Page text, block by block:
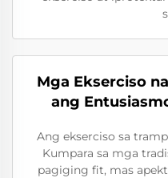
Mga Ekserciso
ang
Ang ekserciso sa
Kumpara sa mga
pagiging fit, mas